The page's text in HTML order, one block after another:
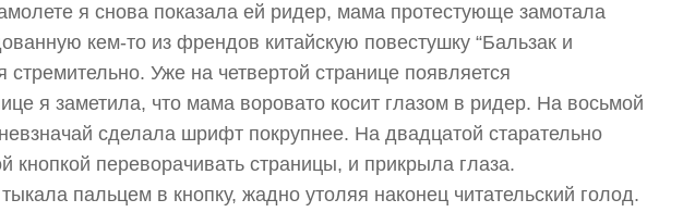
я снова показала ей ридер, мама протестующе замотала
кем-то из френдов китайскую повестушку “Бальзак и
стремительно. Уже на четвертой странице появляется
я заметила, что мама воровато косит глазом в ридер. На восьмой
сделала шрифт покрупнее. На двадцатой старательно
кнопкой переворачивать страницы, и прикрыла глаза.
пальцем в кнопку, жадно утоляя наконец читательский голод.